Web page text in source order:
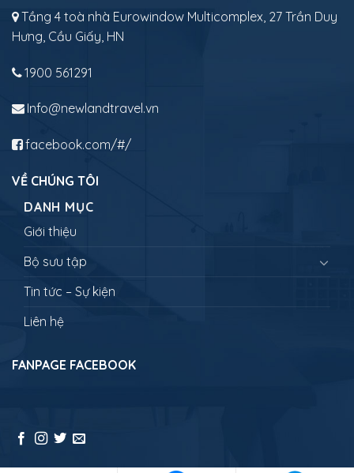
Tầng 4 toà nhà Eurowindow Multicomplex, 27 Trần Duy
Hưng, Cầu Giấy, HN
1900 561291
Info@newlandtravel.vn
facebook.com/#/
VỀ CHÚNG TÔI
DANH MỤC
Giới thiệu
Bộ sưu tập
Tin tức – Sự kiện
Liên hệ
FANPAGE FACEBOOK